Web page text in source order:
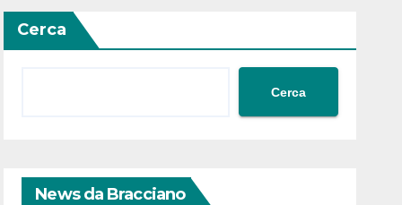
Cerca
Cerca
News da Bracciano